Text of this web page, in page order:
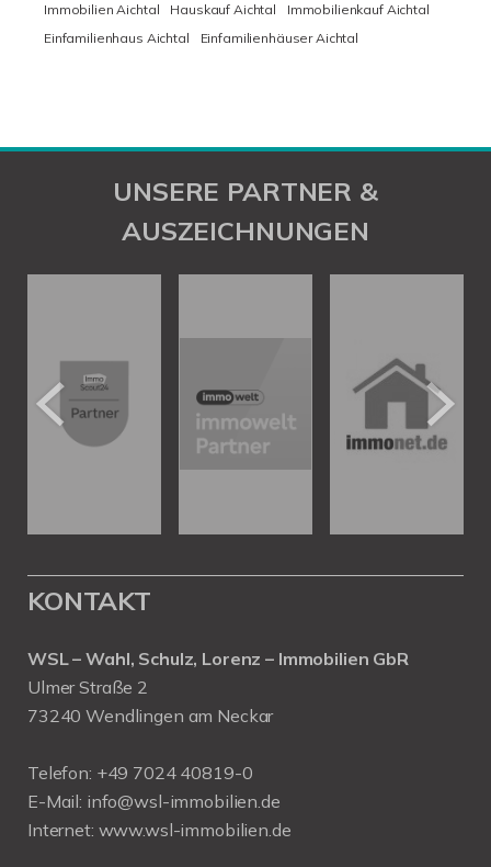
Immobilien Aichtal
Hauskauf Aichtal
Immobilienkauf Aichtal
Einfamilienhaus Aichtal
Einfamilienhäuser Aichtal
UNSERE PARTNER &
AUSZEICHNUNGEN
KONTAKT
WSL – Wahl, Schulz, Lorenz – Immobilien GbR
Ulmer Straße 2
73240 Wendlingen am Neckar
Telefon: +49 7024 40819-0
E-Mail: info@wsl-immobilien.de
Internet: www.wsl-immobilien.de